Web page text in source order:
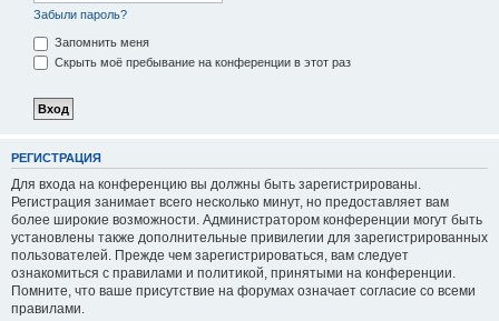
Забыли пароль?
Запомнить меня
Скрыть моё пребывание на конференции в этот раз
РЕГИСТРАЦИЯ
Для входа на конференцию вы должны быть зарегистрированы.
Регистрация занимает всего несколько минут, но предоставляет вам
более широкие возможности. Администратором конференции могут быть
установлены также дополнительные привилегии для зарегистрированных
пользователей. Прежде чем зарегистрироваться, вам следует
ознакомиться с правилами и политикой, принятыми на конференции.
Помните, что ваше присутствие на форумах означает согласие со всеми
правилами.